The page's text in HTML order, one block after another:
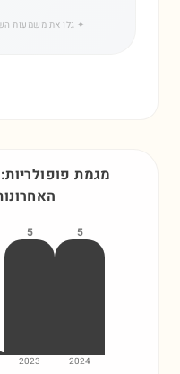
✦ גלו את משמעות
מגמת
5
2024
5
2023